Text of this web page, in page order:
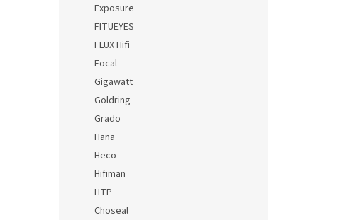
Exposure
FITUEYES
FLUX Hifi
Focal
Gigawatt
Goldring
Grado
Hana
Heco
Hifiman
HTP
Choseal